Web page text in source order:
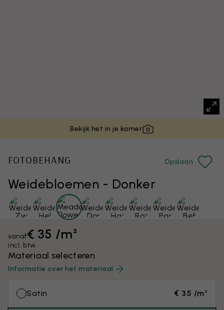
Bekijk het in je kamer
Weidebloemen - Donker
FOTOBEHANG Opslaan
vanaf€ 35 /m²
incl. btw
Materiaal selecteren
Informatie over het materiaal
Satin € 35 /m²